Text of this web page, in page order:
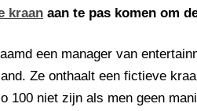
kraan aan te pas komen om
een manager van
Ze onthaalt een fictieve
100 niet zijn als men geen